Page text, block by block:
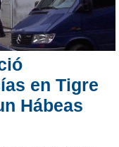
en Tigre
Hábeas